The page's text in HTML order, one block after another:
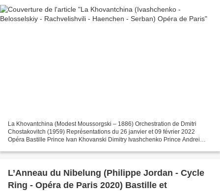
La Khovantchina (Modest Moussorgski – 1886) Orchestration de Dmitri
Chostakovitch (1959) Représentations du 26 janvier et 09 février 2022
Opéra Bastille Prince Ivan Khovanski Dimitry Ivashchenko Prince Andrei
L’Anneau du Nibelung (Philippe Jordan - Cycle
Ring - Opéra de Paris 2020) Bastille et